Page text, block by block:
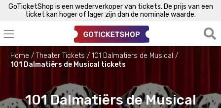
GoTicketShop is een wederverkoper van tickets. De prijs van een
ticket kan hoger of lager zijn dan de nominale waarde.
Home Theater Tickets
101 Dalmatiërs de Musical
101 Dalmatiërs de Musical tickets
101 Dalmatiërs de Musical